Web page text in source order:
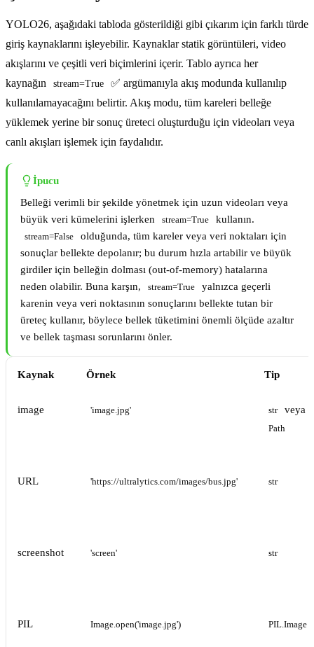
YOLO26, aşağıdaki tabloda gösterildiği gibi çıkarım için farklı türde
giriş kaynaklarını işleyebilir. Kaynaklar statik görüntüleri, video
akışlarını ve çeşitli veri biçimlerini içerir. Tablo ayrıca her
kaynağın
stream=True
✅ argümanıyla akış modunda kullanılıp
kullanılamayacağını belirtir. Akış modu, tüm kareleri belleğe
yüklemek yerine bir sonuç üreteci oluşturduğu için videoları veya
canlı akışları işlemek için faydalıdır.
İpucu
Belleği verimli bir şekilde yönetmek için uzun videoları veya
büyük veri kümelerini işlerken
stream=True kullanın.
stream=False
olduğunda, tüm kareler veya veri noktaları için
sonuçlar bellekte depolanır; bu durum hızla artabilir ve büyük
girdiler için belleğin dolması (out-of-memory) hatalarına
neden olabilir. Buna karşın,
stream=True
yalnızca geçerli
karenin veya veri noktasının sonuçlarını bellekte tutan bir
üreteç kullanır, böylece bellek tüketimini önemli ölçüde azaltır
ve bellek taşması sorunlarını önler.
Kaynak Örnek Tip
image 'image.jpg' str veya
Path
URL 'https://ultralytics.com/images/bus.jpg' str
screenshot 'screen' str
PIL Image.open('image.jpg') PIL.Image